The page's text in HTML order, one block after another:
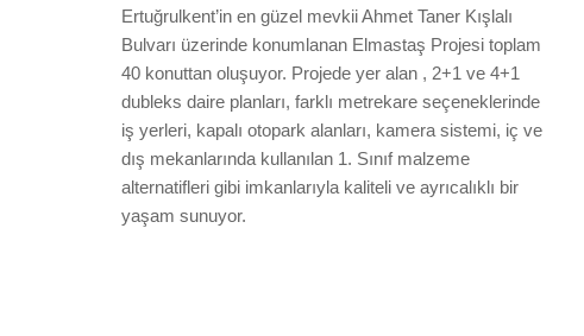
Ertuğrulkent’in en güzel mevkii Ahmet Taner Kışlalı
Bulvarı üzerinde konumlanan Elmastaş Projesi toplam
40 konuttan oluşuyor. Projede yer alan , 2+1 ve 4+1
dubleks daire planları, farklı metrekare seçeneklerinde
iş yerleri, kapalı otopark alanları, kamera sistemi, iç ve
dış mekanlarında kullanılan 1. Sınıf malzeme
alternatifleri gibi imkanlarıyla kaliteli ve ayrıcalıklı bir
yaşam sunuyor.